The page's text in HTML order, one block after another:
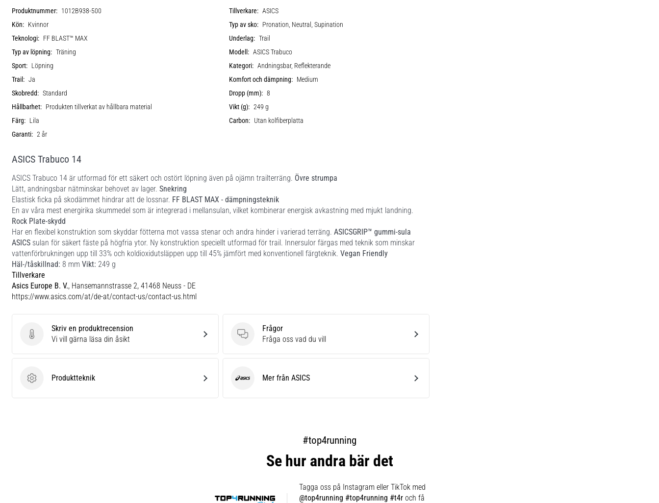
Produktnummer: 1012B938-500 Tillverkare: ASICS
Kön: Kvinnor Typ av sko: Pronation, Neutral, Supination
Teknologi: FF BLAST™ MAX Underlag: Trail
Typ av löpning: Träning Modell: ASICS Trabuco
Sport: Löpning Kategori: Andningsbar, Reflekterande
Trail: Ja Komfort och dämpning: Medium
Skobredd: Standard Dropp (mm): 8
Hållbarhet: Produkten tillverkat av hållbara material Vikt (g): 249 g
Färg: Lila Carbon: Utan kolfiberplatta
Garanti: 2 år
ASICS Trabuco 14
ASICS Trabuco 14 är utformad för ett säkert och ostört löpning även på ojämn trailterräng. Övre strumpa
Lätt, andningsbar nätminskar behovet av lager. Snekring
Elastisk ficka på skodämmet hindrar att de lossnar. FF BLAST MAX - dämpningsteknik
En av våra mest energirika skummedel som är integrerad i mellansulan, vilket kombinerar energisk avkastning med mjukt landning.
Rock Plate-skydd
Har en flexibel konstruktion som skyddar fötterna mot vassa stenar och andra hinder i varierad terräng. ASICSGRIP™ gummi-sula
ASICS sulan för säkert fäste på högfria ytor. Ny konstruktion speciellt utformad för trail. Innersulor färgas med teknik som minskar
vattenförbrukningen upp till 33% och koldioxidutsläppen upp till 45% jämfört med konventionell färgteknik. Vegan Friendly
Häl-/tåskillnad: 8 mm Vikt: 249 g
Tillverkare
Asics Europe B. V., Hansemannstrasse 2, 41468 Neuss - DE
https://www.asics.com/at/de-at/contact-us/contact-us.html
Skriv en produktrecension
Skriv en produktrecension
Vi vill gärna läsa din åsikt
Frågor
Frågor
Fråga oss vad du vill
ProduktteknikProduktteknik ASICS Mer från ASICS
#top4running
Se hur andra bär det
Tagga oss på Instagram eller TikTok med
@top4running #top4running #t4r och få